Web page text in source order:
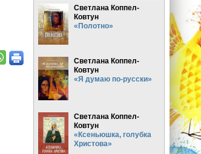
Светлана Коппел-
Ковтун
«Полотно»
Светлана Коппел-
Ковтун
«Я думаю по-русски»
Светлана Коппел-
Ковтун
«Ксеньюшка, голубка
Христова»